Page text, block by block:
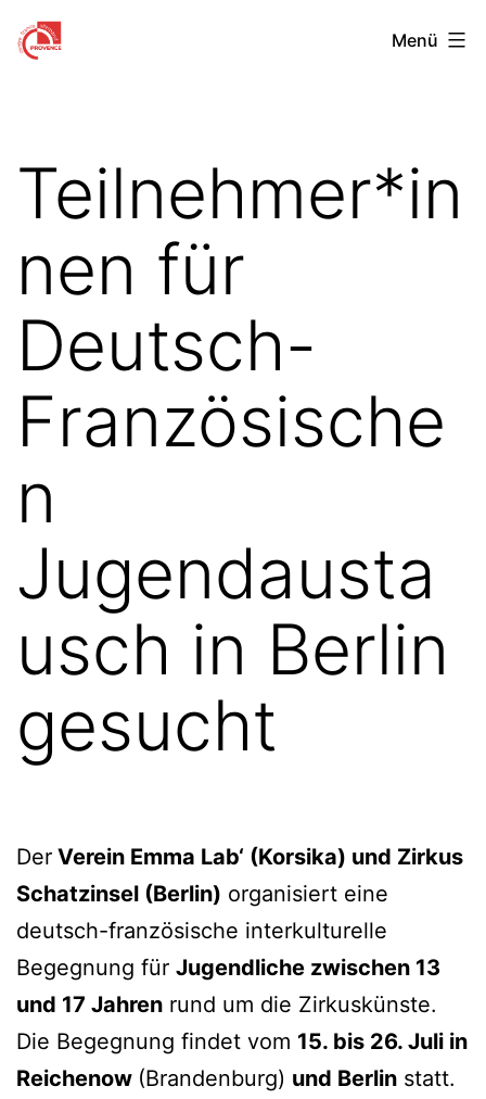
Zum
Inhalt
Centre
Provence
Menü
Teilnehmer*in
nen für
Deutsch-
Französische
n
Jugendausta
usch in Berlin
gesucht
Der Verein Emma Lab‘ (Korsika) und Zirkus
Schatzinsel (Berlin) organisiert eine
deutsch-französische interkulturelle
Begegnung für Jugendliche zwischen 13
und 17 Jahren rund um die Zirkuskünste.
Die Begegnung findet vom 15. bis 26. Juli in
Reichenow (Brandenburg) und Berlin statt.